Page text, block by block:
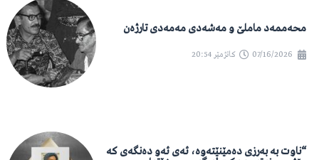
محەممەد ماملێ و مەشەدی مەمەدی تارژەن
07/16/2026 کاتژمێر 20:54
“ناوت بە بەرزی دەمێنێتەوە، ئەی ئەو دەنگەی کە